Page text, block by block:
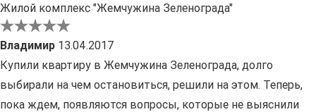
Жилой комплекс "Жемчужина Зеленограда"
Владимир 13.04.2017
Купили квартиру в Жемчужина Зеленограда, долго
выбирали на чем остановиться, решили на этом. Теперь,
пока ждем, появляются вопросы, которые не выяснили